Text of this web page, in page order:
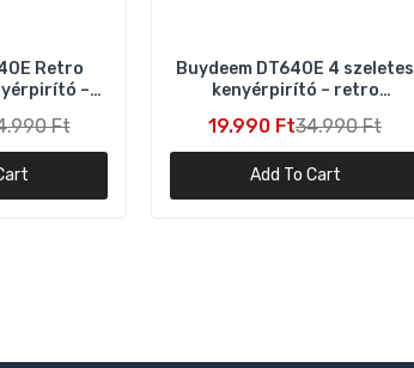
Retro
–
Ft
Buydeem DT640E 4 szeletes
kenyérpirító – retro
19.990 Ft34.990 Ft
Add To Cart